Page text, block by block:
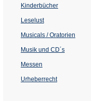
Kinderbücher
Leselust
Musicals / Oratorien
Musik und CD´s
Messen
Urheberrecht